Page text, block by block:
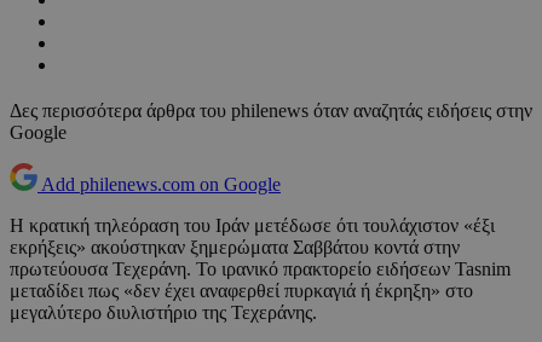
Δες περισσότερα άρθρα του philenews όταν αναζητάς ειδήσεις στην
Google
Add philenews.com on Google
Η κρατική τηλεόραση του Ιράν μετέδωσε ότι τουλάχιστον «έξι
εκρήξεις» ακούστηκαν ξημερώματα Σαββάτου κοντά στην
πρωτεύουσα Τεχεράνη. Το ιρανικό πρακτορείο ειδήσεων Tasnim
μεταδίδει πως «δεν έχει αναφερθεί πυρκαγιά ή έκρηξη» στο
μεγαλύτερο διυλιστήριο της Τεχεράνης.